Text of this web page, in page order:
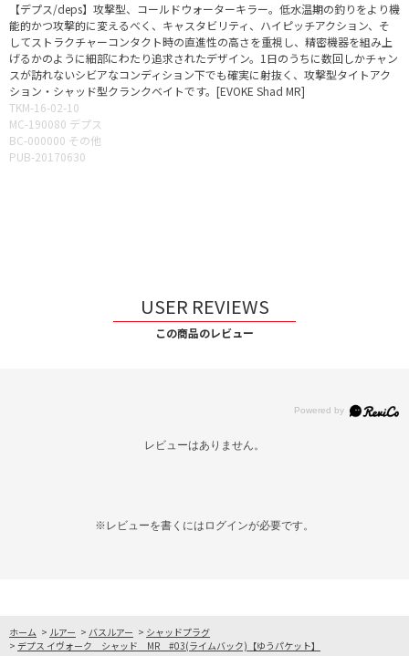
【デプス/deps】攻撃型、コールドウォーターキラー。低水温期の釣りをより機
能的かつ攻撃的に変えるべく、キャスタビリティ、ハイピッチアクション、そ
してストラクチャーコンタクト時の直進性の高さを重視し、精密機器を組み上
げるかのように細部にわたり追求されたデザイン。1日のうちに数回しかチャン
スが訪れないシビアなコンディション下でも確実に射抜く、攻撃型タイトアク
ション・シャッド型クランクベイトです。[EVOKE Shad MR]
TKM-16-02-10
MC-190080 デプス
BC-000000 その他
PUB-20170630
USER REVIEWS
この商品のレビュー
レビューはありません。
※レビューを書くには ログインが必要です。
ホーム > ルアー > バスルアー > シャッドプラグ
> デプス イヴォーク シャッド MR #03(ライムバック)【ゆうパケット】